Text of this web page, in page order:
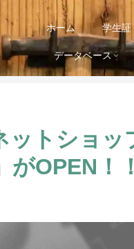
ホーム 学生証
データベース
ットショ
がOPEN！